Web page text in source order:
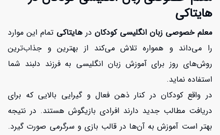
هایتاکی
معلم خصوصی زبان انگلیسی کودکان در هایتاکی تمام این موارد
را می‌داند و همواره تلاش می‌کند از بهترین و جذاب‌ترین
روش‌های روز برای آموزش زبان انگلیسی به فرزند دلبند شما
استفاده نماید.
در واقع کودکان در کنار ذهن فعال و گیرایی بالایی که برای
دریافت مطالب جدید دارند افرادی بازیگوش هستند. در نتیجه
بهتر است آموزش به آن‌ها در قالب بازی و سرگرمی صورت گیرد.